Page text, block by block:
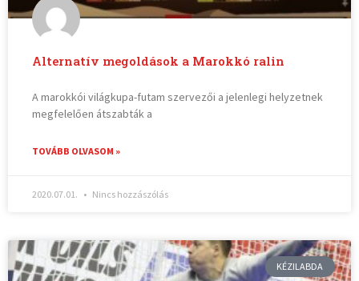
Alternatív megoldások a Marokkó ralin
A marokkói világkupa-futam szervezői a jelenlegi helyzetnek
megfelelően átszabták a
TOVÁBB OLVASOM »
2020.07.01. Nincs hozzászólás
KÉZILABDA